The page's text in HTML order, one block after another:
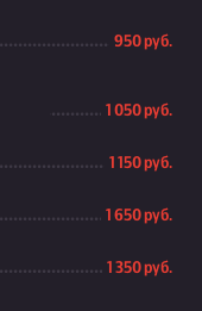
950 руб.
1 050 руб.
1 150 руб.
1 650 руб.
1 350 руб.